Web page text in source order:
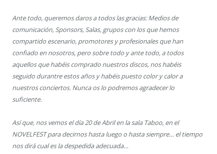
Ante todo, queremos daros a todos las gracias: Medios de
comunicación, Sponsors, Salas, grupos con los que hemos
compartido escenario, promotores y profesionales que han
confiado en nosotros, pero sobre todo y ante todo, a todos
aquellos que habéis comprado nuestros discos, nos habéis
seguido durantre estos años y habéis puesto color y calor a
nuestros conciertos. Nunca os lo podremos agradecer lo
suficiente.
Así que, nos vemos el día 20 de Abril en la sala Taboo, en el
NOVELFEST para decirnos hasta luego o hasta siempre… el tiempo
nos dirá cual es la despedida adecuada…